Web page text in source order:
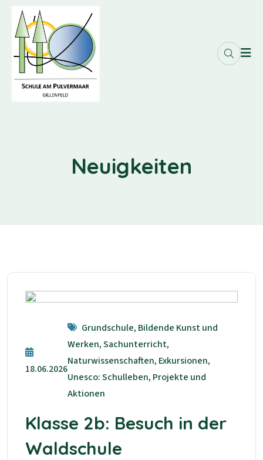
Neuigkeiten
18.06.2026
Grundschule, Bildende Kunst und
Werken, Sachunterricht,
Naturwissenschaften, Exkursionen,
Unesco: Schulleben, Projekte und
Aktionen
Klasse 2b: Besuch in der
Waldschule